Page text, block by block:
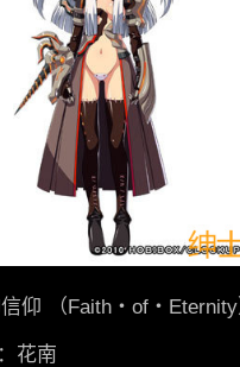
仰 （Faith・of・Eternity
花南